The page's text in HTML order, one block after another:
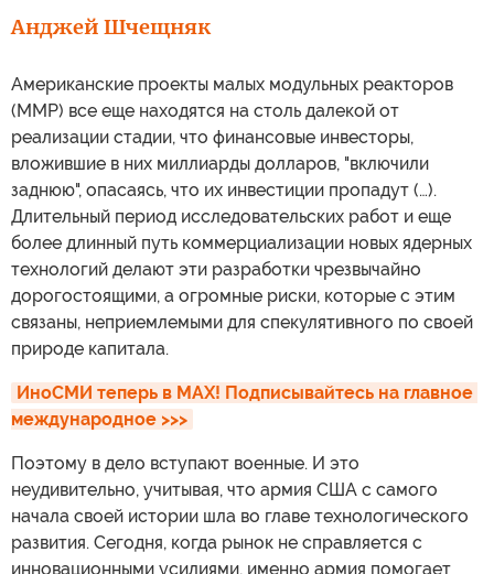
Анджей Шчещняк
Американские проекты малых модульных реакторов
(ММР) все еще находятся на столь далекой от
реализации стадии, что финансовые инвесторы,
вложившие в них миллиарды долларов, "включили
заднюю", опасаясь, что их инвестиции пропадут (…).
Длительный период исследовательских работ и еще
более длинный путь коммерциализации новых ядерных
технологий делают эти разработки чрезвычайно
дорогостоящими, а огромные риски, которые с этим
связаны, неприемлемыми для спекулятивного по своей
природе капитала.
ИноСМИ теперь в MAX! Подписывайтесь на главное
международное >>>
Поэтому в дело вступают военные. И это
неудивительно, учитывая, что армия США с самого
начала своей истории шла во главе технологического
развития. Сегодня, когда рынок не справляется с
инновационными усилиями, именно армия помогает